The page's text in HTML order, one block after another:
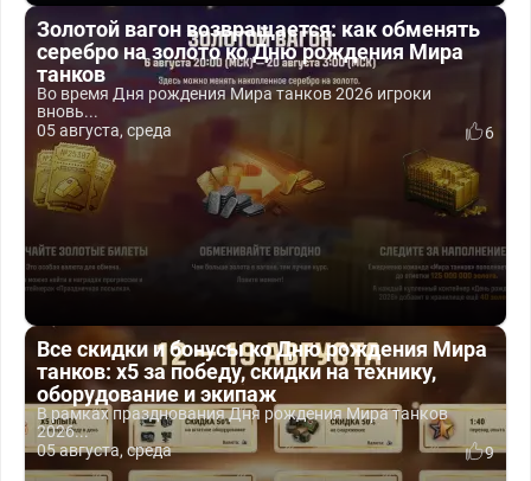
Золотой вагон возвращается: как обменять
серебро на золото ко Дню рождения Мира
танков
Во время Дня рождения Мира танков 2026 игроки
вновь...
05 августа, среда
6
Все скидки и бонусы ко Дню рождения Мира
танков: x5 за победу, скидки на технику,
оборудование и экипаж
В рамках празднования Дня рождения Мира танков
2026...
05 августа, среда
9